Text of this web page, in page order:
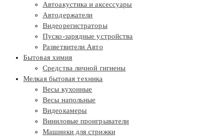
Автоакустика и аксессуары
Автодержатели
Видеорегистраторы
Пуско-зарядные устройства
Разветвители Авто
Бытовая химия
Средства личной гигиены
Мелкая бытовая техника
Весы кухонные
Весы напольные
Видеокамеры
Виниловые проигрыватели
Машинки для стрижки